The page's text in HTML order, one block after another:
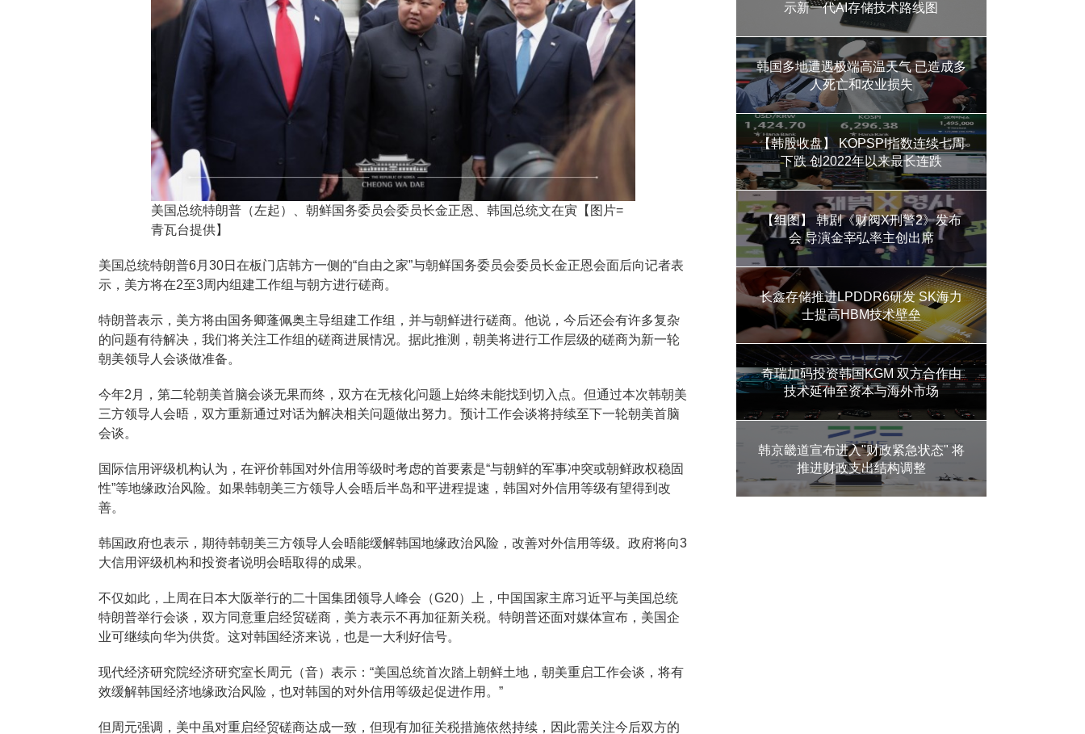
美国总统特朗普（左起）、朝鲜国务委员会委员长金正恩、韩国总统文在寅【图片=
青瓦台提供】
美国总统特朗普6月30日在板门店韩方一侧的“自由之家”与朝鲜国务委员会委员长金正恩会面后向记者表
示，美方将在2至3周内组建工作组与朝方进行磋商。
特朗普表示，美方将由国务卿蓬佩奥主导组建工作组，并与朝鲜进行磋商。他说，今后还会有许多复杂
的问题有待解决，我们将关注工作组的磋商进展情况。据此推测，朝美将进行工作层级的磋商为新一轮
朝美领导人会谈做准备。
今年2月，第二轮朝美首脑会谈无果而终，双方在无核化问题上始终未能找到切入点。但通过本次韩朝美
三方领导人会晤，双方重新通过对话为解决相关问题做出努力。预计工作会谈将持续至下一轮朝美首脑
会谈。
国际信用评级机构认为，在评价韩国对外信用等级时考虑的首要素是“与朝鲜的军事冲突或朝鲜政权稳固
性”等地缘政治风险。如果韩朝美三方领导人会晤后半岛和平进程提速，韩国对外信用等级有望得到改
善。
韩国政府也表示，期待韩朝美三方领导人会晤能缓解韩国地缘政治风险，改善对外信用等级。政府将向3
大信用评级机构和投资者说明会晤取得的成果。
不仅如此，上周在日本大阪举行的二十国集团领导人峰会（G20）上，中国国家主席习近平与美国总统
特朗普举行会谈，双方同意重启经贸磋商，美方表示不再加征新关税。特朗普还面对媒体宣布，美国企
业可继续向华为供货。这对韩国经济来说，也是一大利好信号。
现代经济研究院经济研究室长周元（音）表示：“美国总统首次踏上朝鲜土地，朝美重启工作会谈，将有
效缓解韩国经济地缘政治风险，也对韩国的对外信用等级起促进作用。”
但周元强调，美中虽对重启经贸磋商达成一致，但现有加征关税措施依然持续，因此需关注今后双方的
示新一代AI存储技术路线图
韩国多地遭遇极端高温天气 已造成多
人死亡和农业损失
【韩股收盘】 KOPSPI指数连续七周
下跌 创2022年以来最长连跌
【组图】 韩剧《财阀X刑警2》发布
会 导演金宰弘率主创出席
长鑫存储推进LPDDR6研发 SK海力
士提高HBM技术壁垒
奇瑞加码投资韩国KGM 双方合作由
技术延伸至资本与海外市场
韩京畿道宣布进入"财政紧急状态" 将
推进财政支出结构调整